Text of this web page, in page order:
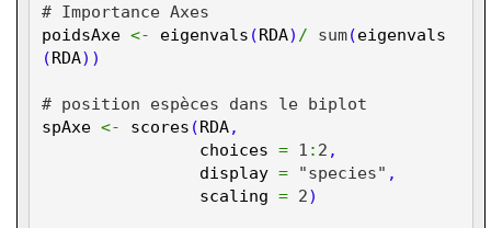
# Importance Axes
poidsAxe <- eigenvals (RDA) / sum(eigenvals
(RDA))
# position espèces dans le biplot
spAxe <- scores (RDA,
choices = 1 : 2 ,
display = "species" ,
scaling = 2)